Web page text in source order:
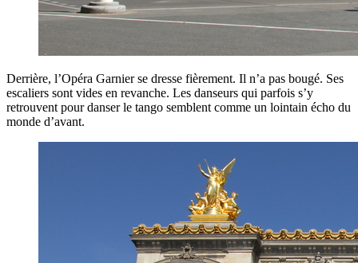
Derrière, l’Opéra Garnier se dresse fièrement. Il n’a pas bougé. Ses
escaliers sont vides en revanche. Les danseurs qui parfois s’y
retrouvent pour danser le tango semblent comme un lointain écho du
monde d’avant.